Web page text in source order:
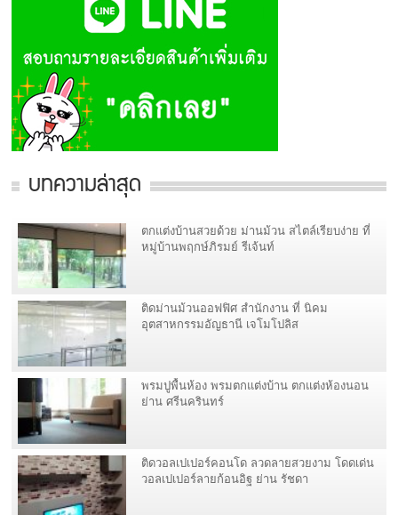
บทความล่าสุด
ตกแต่งบ้านสวยด้วย ม่านม้วน สไตล์เรียบง่าย ที่
หมู่บ้านพฤกษ์ภิรมย์ รีเจ้นท์
ติดม่านม้วนออฟฟิศ สำนักงาน ที่ นิคม
อุตสาหกรรมอัญธานี เจโมโปลิส
พรมปูพื้นห้อง พรมตกแต่งบ้าน ตกแต่งห้องนอน
ย่าน ศรีนครินทร์
ติดวอลเปเปอร์คอนโด ลวดลายสวยงาม โดดเด่น
วอลเปเปอร์ลายก้อนอิฐ ย่าน รัชดา